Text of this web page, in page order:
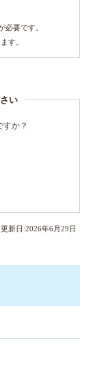
必要です。
す。
い
か？
新日:2026年6月 29 日